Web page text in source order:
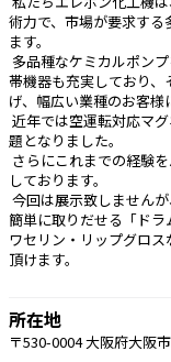
術力で、市場が要求す
ます。
帯機器も充実しており
げ、幅広い業種のお客様
題となりました。
しております。
簡単に取りだせる「ドラ
ワセリン・リップグロ
頂けます。
所在地
〒530-0004 大阪府大阪